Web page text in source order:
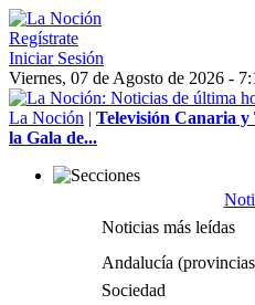
Regístrate
Iniciar Sesión
Viernes, 07 de Agosto de 2026 -
La Noción | Televisión Canaria y
la Gala de...
Noticias más leídas
Andalucía
Sociedad